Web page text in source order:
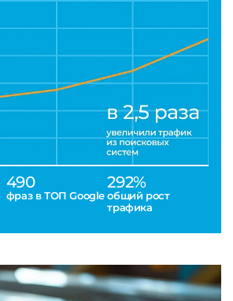
490
фраз в ТОП Google
292%
общий рост
трафика